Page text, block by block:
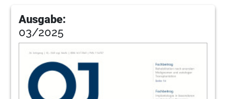
Ausgabe:
03/2025